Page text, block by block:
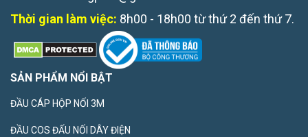
Thời gian làm việc: 8h00 - 18h00 từ thứ 2 đến thứ 7.
SẢN PHẨM NỔI BẬT
ĐẦU CÁP HỘP NỐI 3M
ĐẦU COS ĐẤU NỐI DÂY ĐIỆN